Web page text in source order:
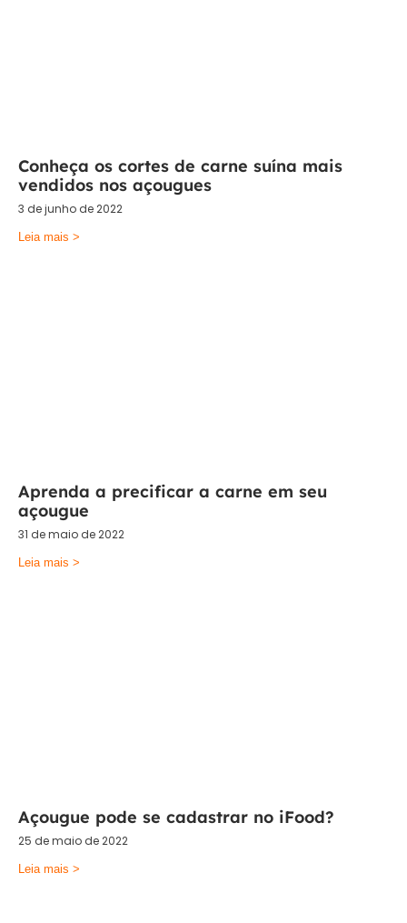
Conheça os cortes de carne suína mais
vendidos nos açougues
3 de junho de 2022
Leia mais >
Aprenda a precificar a carne em seu
açougue
31 de maio de 2022
Leia mais >
Açougue pode se cadastrar no iFood?
25 de maio de 2022
Leia mais >